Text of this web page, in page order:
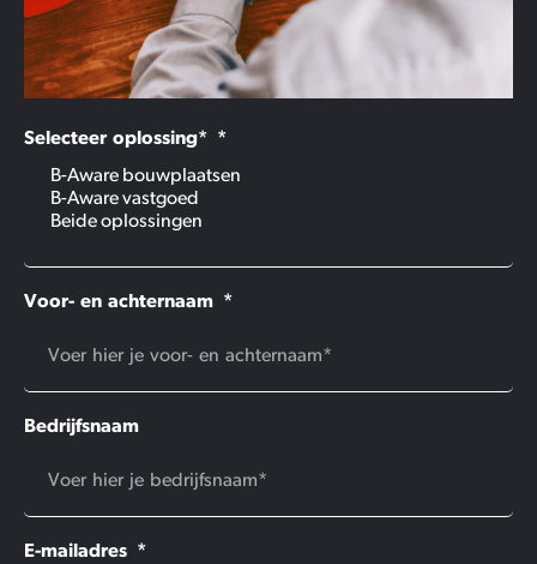
Selecteer oplossing*
Voor- en achternaam
Bedrijfsnaam
E-mailadres